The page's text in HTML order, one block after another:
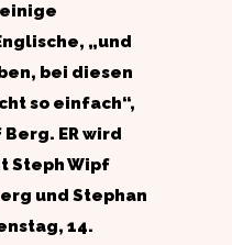
„und
bei diesen
so einfach“,
ER wird
Steph Wipf
und Stephan
14.